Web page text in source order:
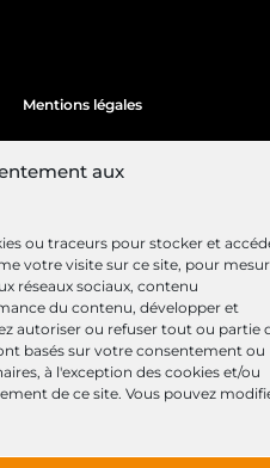
aux
ou traceurs pour stocker et
votre visite sur ce site, pour
réseaux sociaux, contenu
du contenu, développer et
autoriser ou refuser tout ou partie
basés sur votre consentement ou
à l'exception des cookies et/ou
de ce site. Vous pouvez
Mentions légales
LézardsCréation